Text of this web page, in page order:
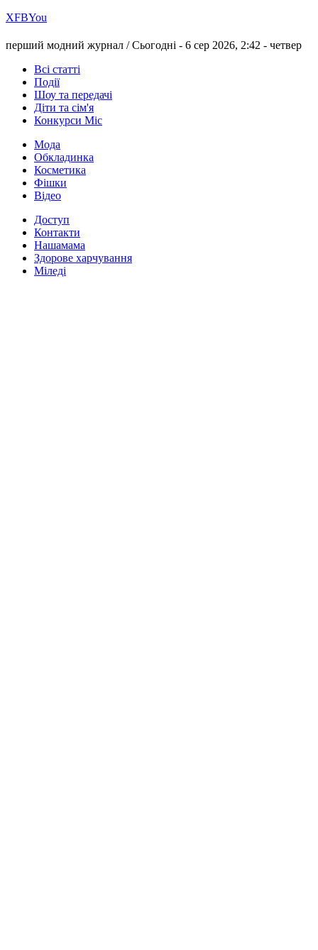
ХFBYou
перший модний журнал /Сьогодні - 6 сер 2026, 2:42 - четвер
Всі статті
Події
Шоу та передачі
Діти та сім'я
Конкурси Міс
Мода
Обкладинка
Косметика
Фішки
Відео
Доступ
Контакти
Нашамама
Здорове харчування
Міледі